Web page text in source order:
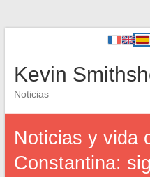
Kevin
Noticias
Noticias y vida
Constantina: